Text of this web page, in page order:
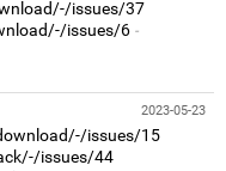
issues/37
issues/6
2023-05-23
issues/15
issues/44